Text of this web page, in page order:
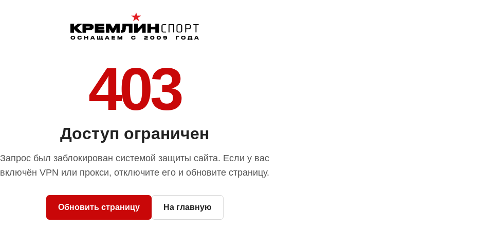
403
Доступ ограничен
Запрос был заблокирован системой защиты сайта. Если у вас
включён VPN или прокси, отключите его и обновите страницу.
Обновить страницу На главную